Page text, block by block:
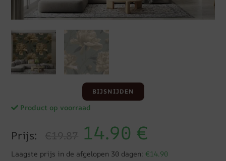
BIJSNIJDEN
Product op voorraad
Prijs: €19.87 14.90 €
Laagste prijs in de afgelopen 30 dagen: €14.90